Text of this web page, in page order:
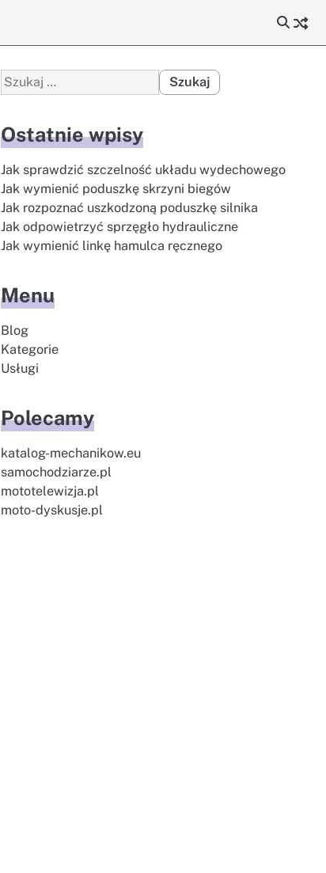
Szukaj:
Ostatnie wpisy
Jak sprawdzić szczelność układu wydechowego
Jak wymienić poduszkę skrzyni biegów
Jak rozpoznać uszkodzoną poduszkę silnika
Jak odpowietrzyć sprzęgło hydrauliczne
Jak wymienić linkę hamulca ręcznego
Menu
Blog
Kategorie
Usługi
Polecamy
katalog-mechanikow.eu
samochodziarze.pl
mototelewizja.pl
moto-dyskusje.pl